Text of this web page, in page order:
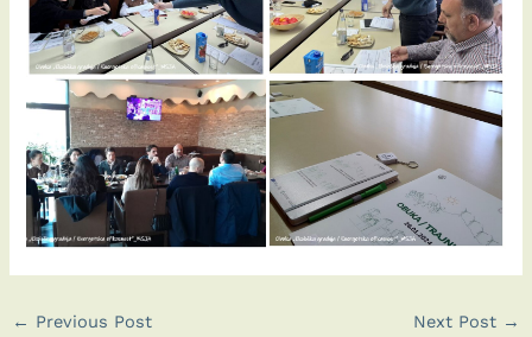
← Previous Post Next Post →